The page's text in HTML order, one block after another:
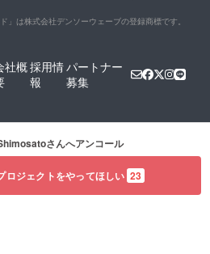
ド」は株式会社デンソーウェーブの登録商標です。
社概採用情
報
パートナー
募集
さんへアンコール
ロジェクトをやってほしい 23